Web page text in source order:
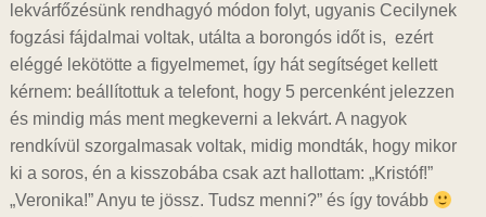
lekvárfőzésünk rendhagyó módon folyt, ugyanis Cecilynek
fogzási fájdalmai voltak, utálta a borongós időt is, ezért
eléggé lekötötte a figyelmemet, így hát segítséget kellett
kérnem: beállítottuk a telefont, hogy 5 percenként jelezzen
és mindig más ment megkeverni a lekvárt. A nagyok
rendkívül szorgalmasak voltak, midig mondták, hogy mikor
ki a soros, én a kisszobába csak azt hallottam: „Kristóf!”
„Veronika!” Anyu te jössz. Tudsz menni?” és így tovább